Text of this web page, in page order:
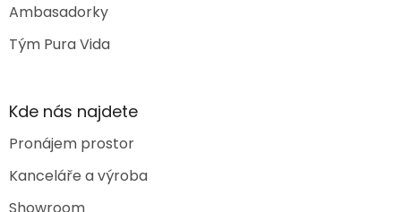
Ambasadorky
Tým Pura Vida
Kde nás najdete
Pronájem prostor
Kanceláře a výroba
Showroom